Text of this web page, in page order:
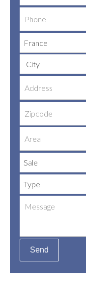
France
City
Sale
Type
Send